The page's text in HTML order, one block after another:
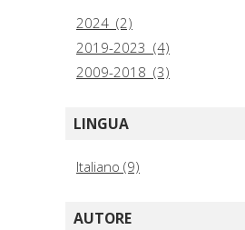
2024 (2)
2019-2023 (4)
2009-2018 (3)
LINGUA
Italiano (9)
AUTORE